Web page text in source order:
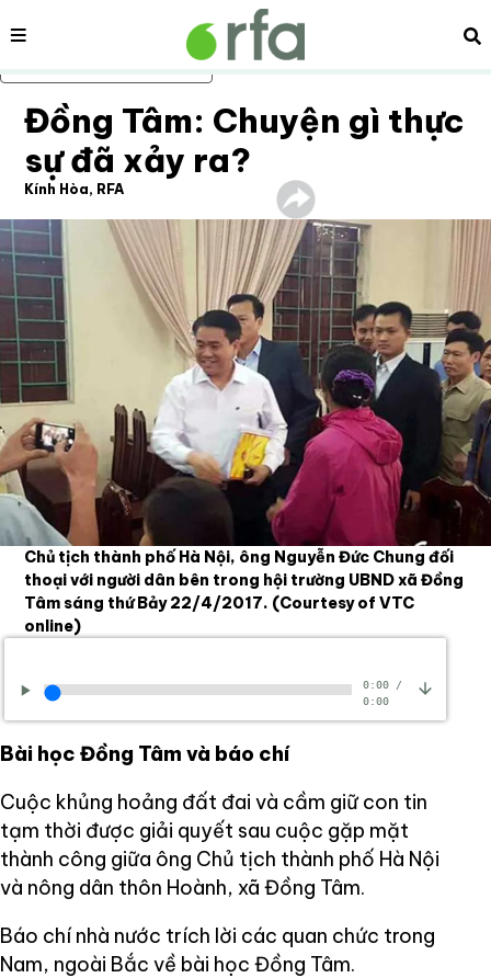
Bỏ qua nội dung chính
Nội dung
Đồng Tâm: Chuyện gì thực
sự đã xảy ra?
Kính Hòa, RFA
Chủ tịch thành phố Hà Nội, ông Nguyễn Đức Chung đối
thoại với người dân bên trong hội trường UBND xã Đồng
Tâm sáng thứ Bảy 22/4/2017. (Courtesy of VTC
online)
0:00/
0:00
Bài học Đồng Tâm và báo chí
Cuộc khủng hoảng đất đai và cầm giữ con tin
tạm thời được giải quyết sau cuộc gặp mặt
thành công giữa ông Chủ tịch thành phố Hà Nội
và nông dân thôn Hoành, xã Đồng Tâm.
Báo chí nhà nước trích lời các quan chức trong
Nam, ngoài Bắc về bài học Đồng Tâm.